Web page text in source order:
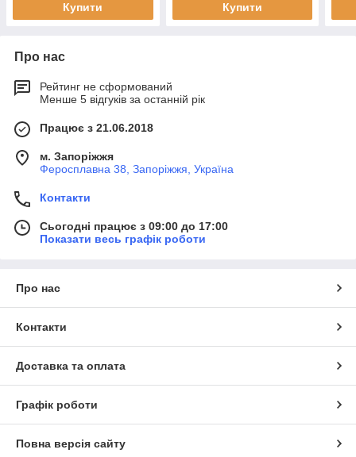
Купити Купити
Про нас
Рейтинг не сформований
Менше 5 відгуків за останній рік
Працює з 21.06.2018
м. Запоріжжя
Феросплавна 38, Запоріжжя, Україна
Контакти
Сьогодні працює з 09:00 до 17:00
Показати весь графік роботи
Про нас
Контакти
Доставка та оплата
Графік роботи
Повна версія сайту